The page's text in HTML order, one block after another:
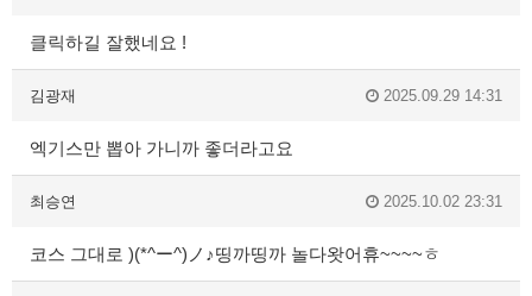
클릭하길 잘했네요 !
김광재 2025.09.29 14:31
엑기스만 뽑아 가니까 좋더라고요
최승연 2025.10.02 23:31
코스 그대로 )(*^ー^)ノ♪띵까띵까 놀다왓어휴~~~~ㅎ